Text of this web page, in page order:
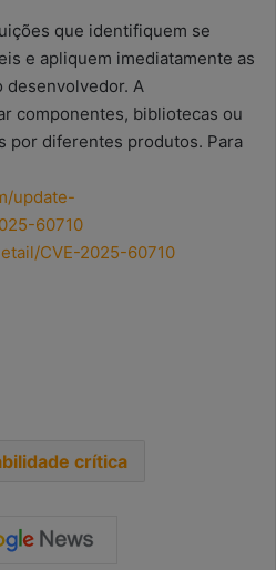
que identifiquem se
e apliquem imediatamente as
A
componentes, bibliotecas ou
por diferentes produtos. Para
update-
60710
CVE-2025-60710
crítica